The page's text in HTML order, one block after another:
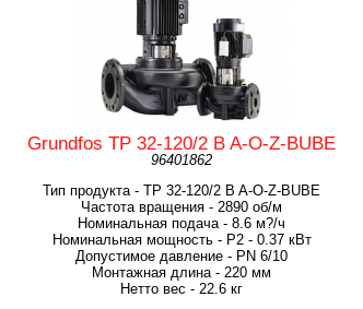
Grundfos TP 32-120/2 B A-O-Z-BUBE
96401862
Тип продукта - TP 32-120/2 B A-O-Z-BUBE
Частота вращения - 2890 об/м
Номинальная подача - 8.6 м?/ч
Номинальная мощность - P2 - 0.37 кВт
Допустимое давление - PN 6/10
Монтажная длина - 220 мм
Нетто вес - 22.6 кг